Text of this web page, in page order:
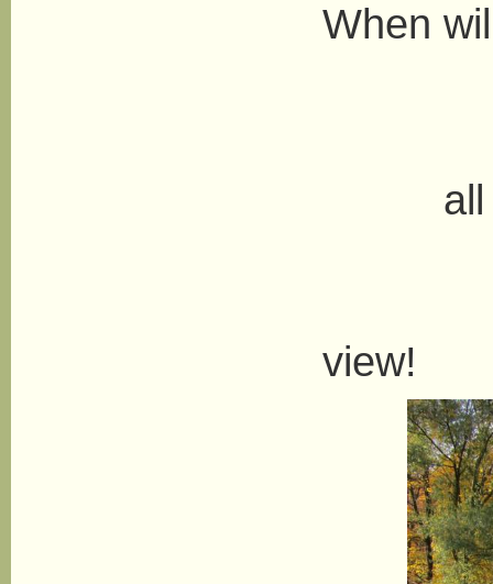
When
all
view!